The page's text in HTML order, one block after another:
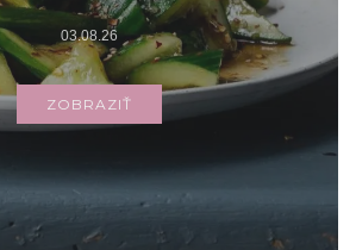
03.08.26
ZOBRAZIŤ
Archív